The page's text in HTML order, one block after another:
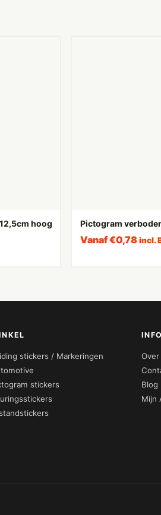
hoog
Pictogram
Vanaf€0,78 incl.
stickers / Markeringen
stickers
Over
Blog
Mijn